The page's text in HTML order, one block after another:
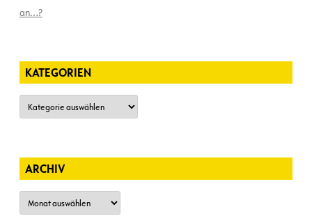
an…?
KATEGORIEN
Kategorien
ARCHIV
Archiv